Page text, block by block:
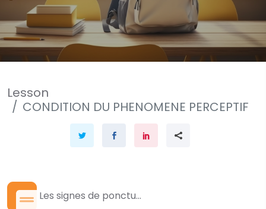
Lesson
CONDITION DU PHENOMENE PERCEPTIF
Les signes de ponctu...